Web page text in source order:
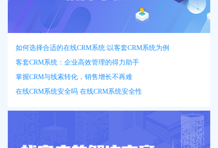
如何选择合适的在线CRM系统:以客套CRM系统为例
客套CRM系统：企业高效管理的得力助手
掌握CRM与线索转化，销售增长不再难
在线CRM系统安全吗 在线CRM系统安全性